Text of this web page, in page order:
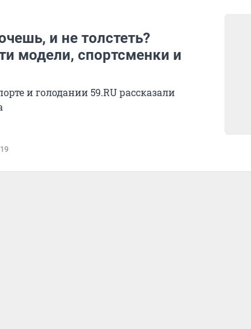
и не толстеть?
модели, спортсменки и
и голодании 59.RU рассказали
19